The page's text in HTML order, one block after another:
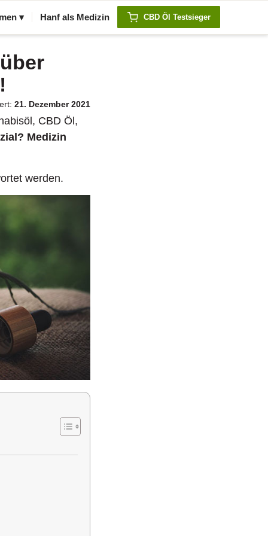
▾ Hanf als Medizin CBD Öl Testsieger
21. Dezember 2021
CBD Öl,
Medizin
werden.